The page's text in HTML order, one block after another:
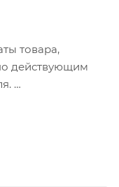
товара,
действующим